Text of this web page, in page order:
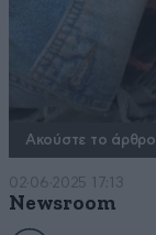
Ακούστε το άρθρο
02·06·2025 17:13
Newsroom